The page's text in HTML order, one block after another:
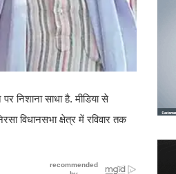
निशाना साधा है. मीडिया से
विधानसभा क्षेत्र में रविवार तक